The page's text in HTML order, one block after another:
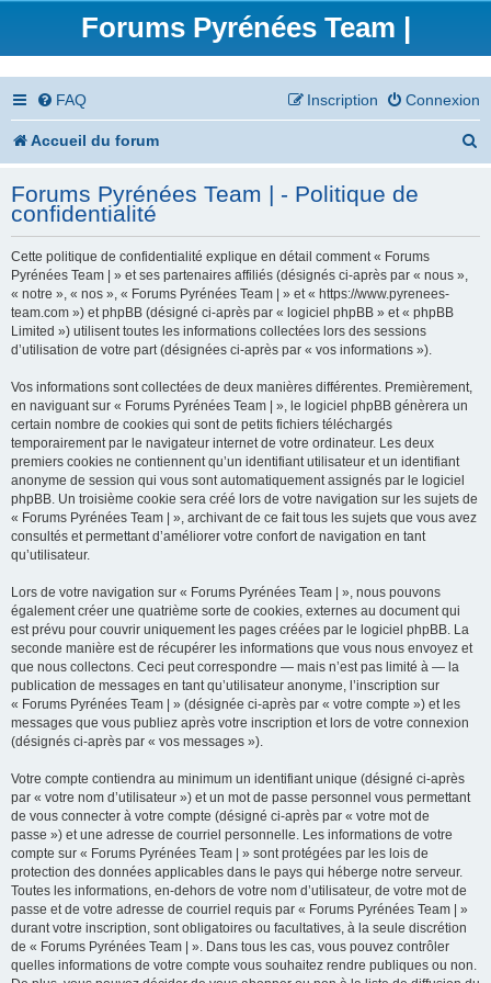
Forums Pyrénées Team |
FAQ Connexion
Inscription
Accueil du forum
h
Forums Pyrénées Team | - Politique de
confidentialité
Cette politique de confidentialité explique en détail comment « Forums
Pyrénées Team | » et ses partenaires affiliés (désignés ci-après par « nous »,
« notre », « nos », « Forums Pyrénées Team | » et « https://www.pyrenees-
team.com ») et phpBB (désigné ci-après par « logiciel phpBB » et « phpBB
Limited ») utilisent toutes les informations collectées lors des sessions
d’utilisation de votre part (désignées ci-après par « vos informations »).
Vos informations sont collectées de deux manières différentes. Premièrement,
en naviguant sur « Forums Pyrénées Team | », le logiciel phpBB génèrera un
certain nombre de cookies qui sont de petits fichiers téléchargés
temporairement par le navigateur internet de votre ordinateur. Les deux
premiers cookies ne contiennent qu’un identifiant utilisateur et un identifiant
anonyme de session qui vous sont automatiquement assignés par le logiciel
phpBB. Un troisième cookie sera créé lors de votre navigation sur les sujets de
« Forums Pyrénées Team | », archivant de ce fait tous les sujets que vous avez
consultés et permettant d’améliorer votre confort de navigation en tant
qu’utilisateur.
Lors de votre navigation sur « Forums Pyrénées Team | », nous pouvons
également créer une quatrième sorte de cookies, externes au document qui
est prévu pour couvrir uniquement les pages créées par le logiciel phpBB. La
seconde manière est de récupérer les informations que vous nous envoyez et
que nous collectons. Ceci peut correspondre — mais n’est pas limité à — la
publication de messages en tant qu’utilisateur anonyme, l’inscription sur
« Forums Pyrénées Team | » (désignée ci-après par « votre compte ») et les
messages que vous publiez après votre inscription et lors de votre connexion
(désignés ci-après par « vos messages »).
Votre compte contiendra au minimum un identifiant unique (désigné ci-après
par « votre nom d’utilisateur ») et un mot de passe personnel vous permettant
de vous connecter à votre compte (désigné ci-après par « votre mot de
passe ») et une adresse de courriel personnelle. Les informations de votre
compte sur « Forums Pyrénées Team | » sont protégées par les lois de
protection des données applicables dans le pays qui héberge notre serveur.
Toutes les informations, en-dehors de votre nom d’utilisateur, de votre mot de
passe et de votre adresse de courriel requis par « Forums Pyrénées Team | »
durant votre inscription, sont obligatoires ou facultatives, à la seule discrétion
de « Forums Pyrénées Team | ». Dans tous les cas, vous pouvez contrôler
quelles informations de votre compte vous souhaitez rendre publiques ou non.